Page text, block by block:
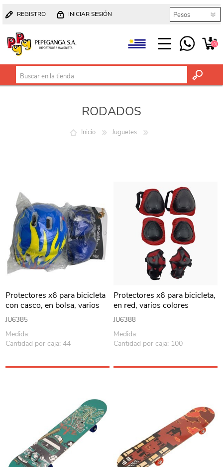
REGISTRO INICIAR SESIÓN
(0)
RODADOS
Inicio Juguetes
Protectores x6 para bicicleta
con casco, en bolsa, varios
colores
JU6385
Medida:
Cantidad por caja: 44
Protectores x6 para bicicleta,
en red, varios colores
JU6388
Medida:
Cantidad por caja: 100